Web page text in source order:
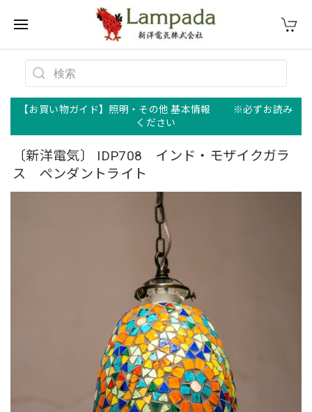
【お買い物ガイド】照明・その他 基本情報 ※必ずお読み
ください
〔新洋電気〕 IDP708 インド・モザイクガラ
ス ペンダントライト